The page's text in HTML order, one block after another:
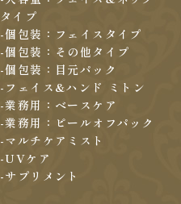
タイプ
-個包装：フェイスタイプ
-個包装：その他タイプ
-個包装：目元パック
-フェイス&ハンド ミトン
-業務用：ベースケア
-業務用：ピールオフパック
-マルチケアミスト
-UVケア
-サプリメント